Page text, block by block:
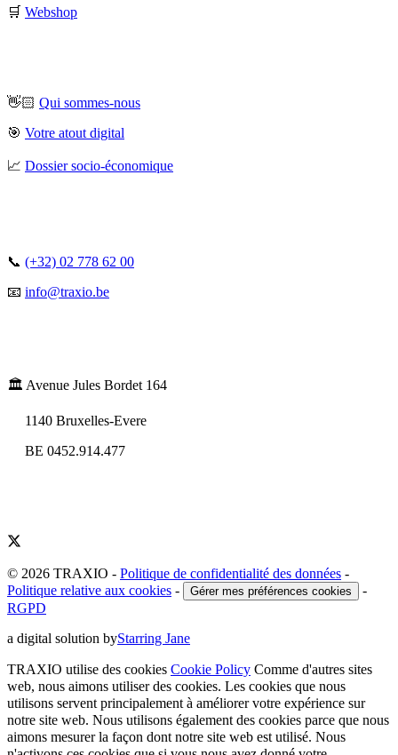
🛒 Webshop
👋🏻 Qui sommes-nous
🎯 Votre atout digital
📈 Dossier socio-économique
📞 (+32) 02 778 62 00
📧 info@traxio.be
🏛️ Avenue Jules Bordet 164
1140 Bruxelles-Evere
BE 0452.914.477
© 2026 TRAXIO - Politique de confidentialité des données -
Politique relative aux cookies - Gérer mes préférences cookies
-
RGPD
a digital solution byStarring Jane
TRAXIO utilise des cookies Cookie Policy Comme d'autres sites
web, nous aimons utiliser des cookies. Les cookies que nous
utilisons servent principalement à améliorer votre expérience sur
notre site web. Nous utilisons également des cookies parce que nous
aimons mesurer la façon dont notre site web est utilisé. Nous